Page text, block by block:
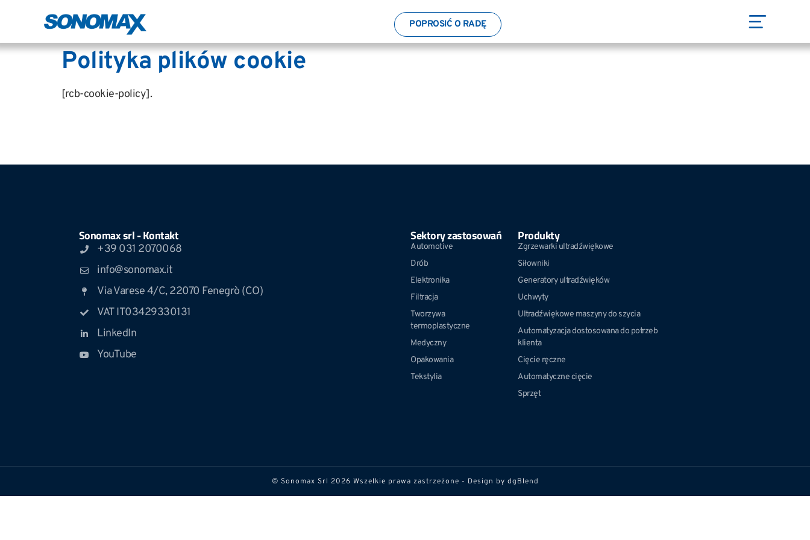
POPROSIĆ O RADĘ
Polityka plików cookie
[rcb-cookie-policy].
Sonomax srl - Kontakt
+39 031 2070068
info@sonomax.it
Via Varese 4/C, 22070 Fenegrò (CO)
VAT IT03429330131
LinkedIn
YouTube
Sektory zastosowań
Automotive
Drób
Elektronika
Filtracja
Tworzywa
termoplastyczne
Medyczny
Opakowania
Tekstylia
Produkty
Zgrzewarki ultradźwiękowe
Siłowniki
Generatory ultradźwięków
Uchwyty
Ultradźwiękowe maszyny do szycia
Automatyzacja dostosowana do potrzeb
klienta
Cięcie ręczne
Automatyczne cięcie
Sprzęt
© Sonomax Srl 2026 Wszelkie prawa zastrzeżone - Design by dgBlend